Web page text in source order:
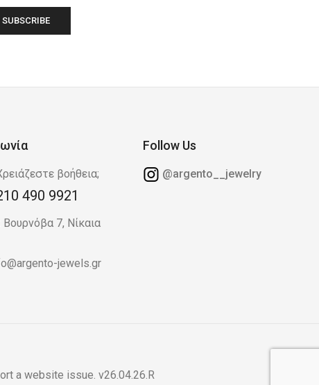
βοήθεια;
490 9921
Βουρνόβα 7, Νίκαια
jewels.gr
Follow Us
@argento__jewelry
a website issue. v26.04.26.R